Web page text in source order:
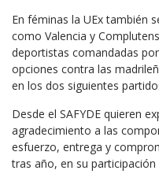
En féminas la UEx también
como Valencia y
deportistas comandadas
opciones contra las
en los dos siguientes
Desde el SAFYDE quieren
agradecimiento a las
esfuerzo, entrega y
tras año, en su participación